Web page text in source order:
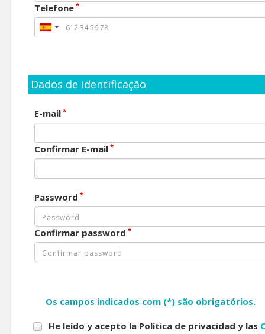
Telefone *
Dados de identificação
E-mail *
Confirmar E-mail *
Password *
Confirmar password *
Os campos indicados com (*) são obrigatórios.
He leído y acepto la Política de privacidad y las